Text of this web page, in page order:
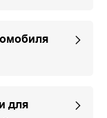
для